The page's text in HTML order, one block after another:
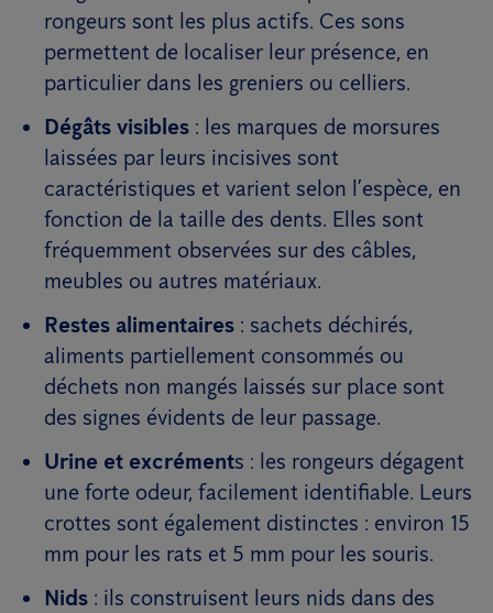
rongeurs sont les plus actifs. Ces sons
permettent de localiser leur présence, en
particulier dans les greniers ou celliers.
Dégâts visibles : les marques de morsures
laissées par leurs incisives sont
caractéristiques et varient selon l’espèce, en
fonction de la taille des dents. Elles sont
fréquemment observées sur des câbles,
meubles ou autres matériaux.
Restes alimentaires : sachets déchirés,
aliments partiellement consommés ou
déchets non mangés laissés sur place sont
des signes évidents de leur passage.
Urine et excréments : les rongeurs dégagent
une forte odeur, facilement identifiable. Leurs
crottes sont également distinctes : environ 15
mm pour les rats et 5 mm pour les souris.
Nids : ils construisent leurs nids dans des